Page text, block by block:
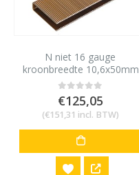
N niet 16 gauge
kroonbreedte 10,6x50mm
8,400 stuks
0out of 5
€125,05
(€151,31 incl. BTW)